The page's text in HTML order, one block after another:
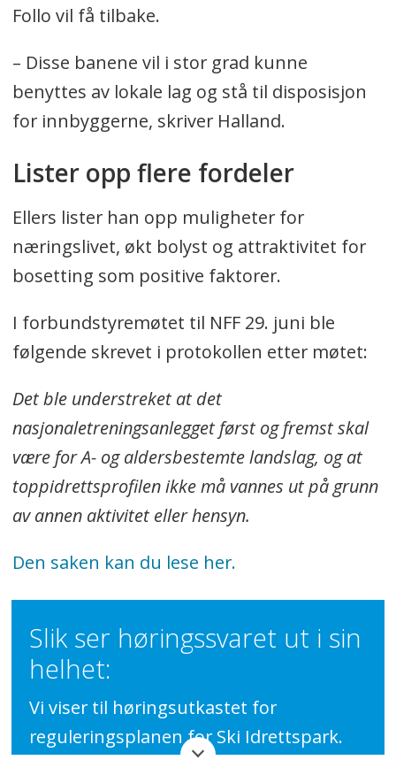
Follo vil få tilbake.
– Disse banene vil i stor grad kunne
benyttes av lokale lag og stå til disposisjon
for innbyggerne, skriver Halland.
Lister opp flere fordeler
Ellers lister han opp muligheter for
næringslivet, økt bolyst og attraktivitet for
bosetting som positive faktorer.
I forbundstyremøtet til NFF 29. juni ble
følgende skrevet i protokollen etter møtet:
Det ble understreket at det
nasjonaletreningsanlegget først og fremst skal
være for A- og aldersbestemte landslag, og at
toppidrettsprofilen ikke må vannes ut på grunn
av annen aktivitet eller hensyn.
Den saken kan du lese her.
Slik ser høringssvaret ut i sin
helhet:
Vi viser til høringsutkastet for
reguleringsplanen for Ski Idrettspark.